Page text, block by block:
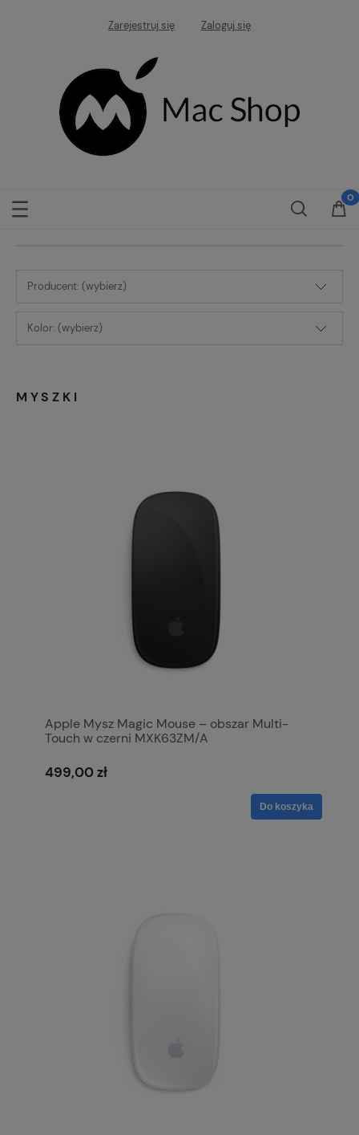
Zarejestruj się Zaloguj się
Producent: (wybierz)
Kolor: (wybierz)
MYSZKI
Apple Mysz Magic Mouse – obszar Multi-
Touch w czerni MXK63ZM/A
499,00 zł
Do koszyka